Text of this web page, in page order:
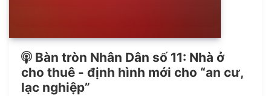
Bàn tròn Nhân Dân số 11: Nhà ở
cho thuê - định hình mới cho “an cư,
lạc nghiệp”